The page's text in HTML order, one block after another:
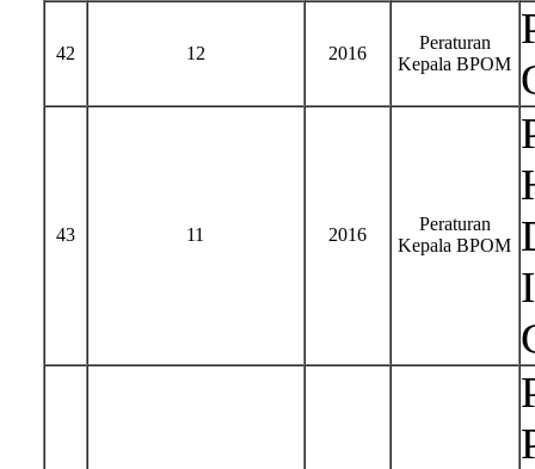
42 12 2016
Peraturan
Kepala BPOM
43 11 2016
Peraturan
Kepala BPOM